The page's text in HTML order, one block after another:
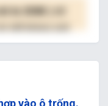
từ 250K )
tiết không giới
vào ô trống.